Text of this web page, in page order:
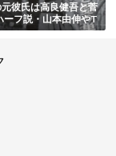
彼氏は高良健吾と菅
ーフ説・山本由伸やT
の熱愛説も総まとめ